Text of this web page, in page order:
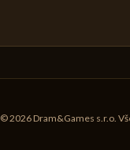
© 2026 Dram&Games s.r.o.